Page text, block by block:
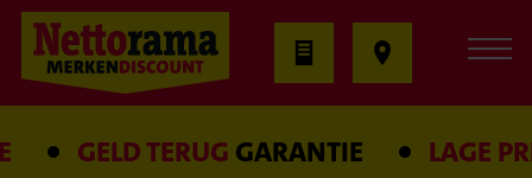
GELD TERUGGARANTIE LAGE